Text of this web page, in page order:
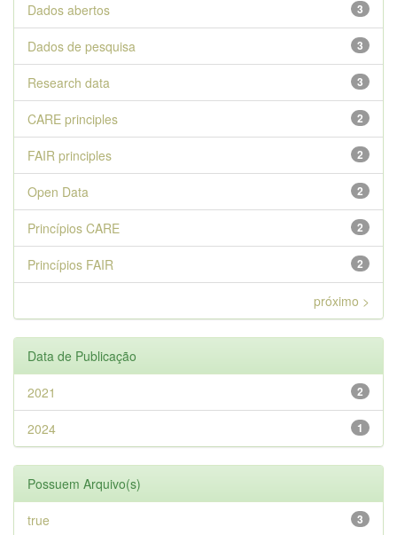
3
Dados abertos
3
Dados de pesquisa
3
Research data
2
CARE principles
2
FAIR principles
2
Open Data
2
Princípios CARE
2
Princípios FAIR
próximo >
Data de Publicação
2
2021
1
2024
Possuem Arquivo(s)
3
true